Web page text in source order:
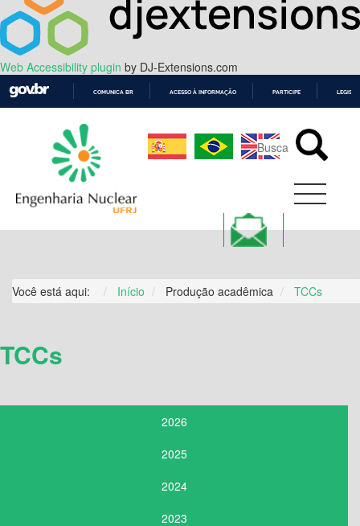
Web Accessibility plugin by DJ-Extensions.com
CONTEÚDO
COMUNICA BR ACESSO À INFORMAÇÃO PARTICIPE
Você está aqui: Início Produção acadêmica TCCs
TCCs
2026
2025
2024
2023